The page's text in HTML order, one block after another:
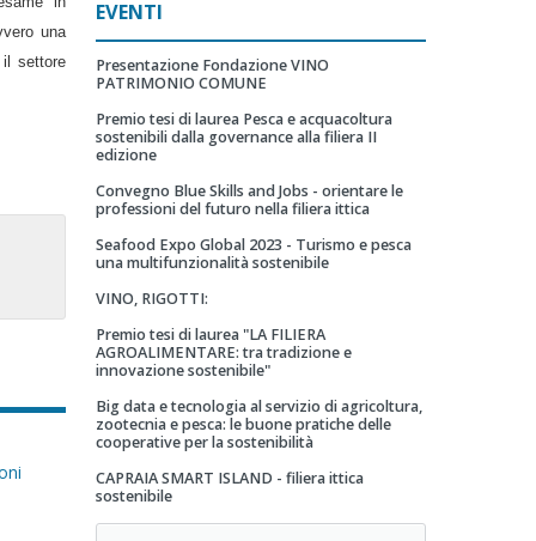
una
settore
EVENTI
Presentazione Fondazione VINO
PATRIMONIO COMUNE
Premio tesi di laurea Pesca e acquacoltura
sostenibili dalla governance alla filiera II
edizione
Convegno Blue Skills and Jobs - orientare le
professioni del futuro nella filiera ittica
Seafood Expo Global 2023 - Turismo e pesca
una multifunzionalità sostenibile
VINO, RIGOTTI:
Premio tesi di laurea "LA FILIERA
AGROALIMENTARE: tra tradizione e
innovazione sostenibile"
Big data e tecnologia al servizio di agricoltura,
zootecnia e pesca: le buone pratiche delle
cooperative per la sostenibilità
CAPRAIA SMART ISLAND - filiera ittica
sostenibile